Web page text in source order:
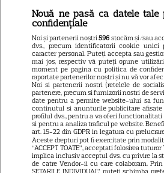
Libertatea
Libertatea pentru
GSP
Știri
Avantaje
Elle
Unica
Retete
Nouă ne pasă ca datele tale
confidențiale
Noi și partenerii noștri596 stocăm și/sau
dvs., precum identificatorii cookie unici
caracter personal. Puteți accepta sau
mai jos, respectiv vă puteți opune
moment pe pagina cu politica de
raportate partenerilor noștri și nu vă vor
Noi si partenerii nostri (retelele de
partenere, precum si furnizorii nostri de
date pentru a permite website-ului sa
continutul si anunturile publicitare
profilul dvs., pentru a va oferi functionalitati
si pentru a analiza traficul pe website.
art. 15-22 din GDPR in legatura cu
Aceste drepturi pot fi exercitate prin
“ACCEPT TOATE”, acceptati folosirea
implica inclusiv acceptul dvs. cu privire la
de catre Vendor-ii cu care colaboram. Prin
SETARILE INDIVIDUAL” puteti schimba